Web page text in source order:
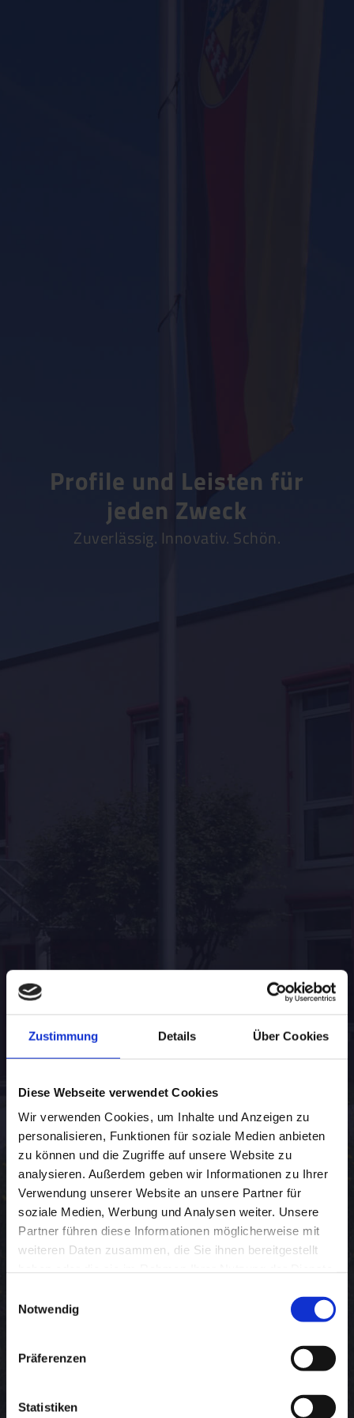
Zustimmung Details Über Cookies
Diese Webseite verwendet Cookies
Wir verwenden Cookies, um Inhalte und Anzeigen zu
personalisieren, Funktionen für soziale Medien anbieten
zu können und die Zugriffe auf unsere Website zu
analysieren. Außerdem geben wir Informationen zu Ihrer
Verwendung unserer Website an unsere Partner für
soziale Medien, Werbung und Analysen weiter. Unsere
Partner führen diese Informationen möglicherweise mit
weiteren Daten zusammen, die Sie ihnen bereitgestellt
Cookies, wenn Sie unsere Webseite weiterhin nutzen.
Notwendig
Präferenzen
Statistiken
Profile und Leisten für
jeden Zweck
Zuverlässig. Innovativ. Schön.
BOLTA Bauprofile